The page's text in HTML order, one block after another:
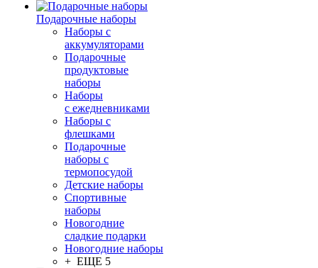
Подарочные наборы
Наборы с
аккумуляторами
Подарочные
продуктовые
наборы
Наборы
с ежедневниками
Наборы с
флешками
Подарочные
наборы с
термопосудой
Детские наборы
Спортивные
наборы
Новогодние
сладкие подарки
Новогодние наборы
+ ЕЩЕ 5